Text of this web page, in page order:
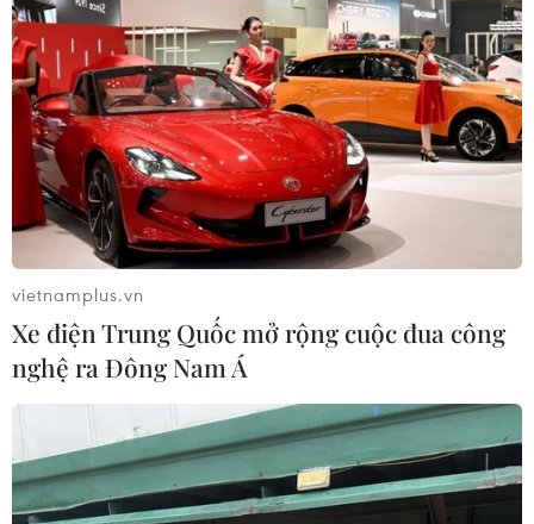
Bộ trưởng Trần Hồng Hà: Cần hành động
kịp thời vì tương lai bền vững
23/03/2022 04:45
Theo Bộ trưởng Trần Hồng Hà, để giảm thiểu thiệt hại
do biến đổi khí hậu cực đoan gây ra, các địa phương
cần xây dựng các kế hoạch, chiến lược, hành động kịp
thời ngay từ bây giờ.
vietnamplus.vn
Xe điện Trung Quốc mở rộng cuộc đua công
nghệ ra Đông Nam Á